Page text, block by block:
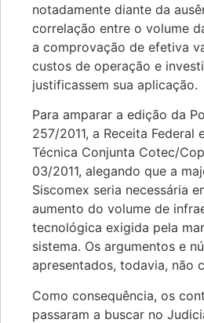
notadamente diante da
correlação entre o volume
a comprovação de efetiva
custos de operação e
justificassem sua aplicação.
Para amparar a edição da
257/2011, a Receita Federal
Técnica Conjunta Cotec/
03/2011, alegando que a
Siscomex seria necessária
aumento do volume de
tecnológica exigida pela
sistema. Os argumentos e
apresentados, todavia, não
Como consequência, os
passaram a buscar no